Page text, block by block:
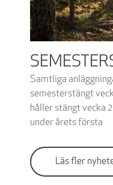
Samtliga
semesterstängt
håller stängt vecka
under årets första
Läs fler